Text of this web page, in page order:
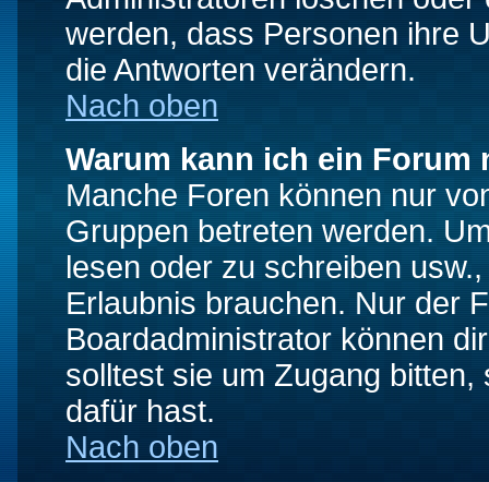
werden, dass Personen ihre
die Antworten verändern.
Nach oben
Warum kann ich ein Forum
Manche Foren können nur
Gruppen betreten werden.
lesen oder zu schreiben
Erlaubnis brauchen. Nur der
Boardadministrator können
solltest sie um Zugang
dafür hast.
Nach oben